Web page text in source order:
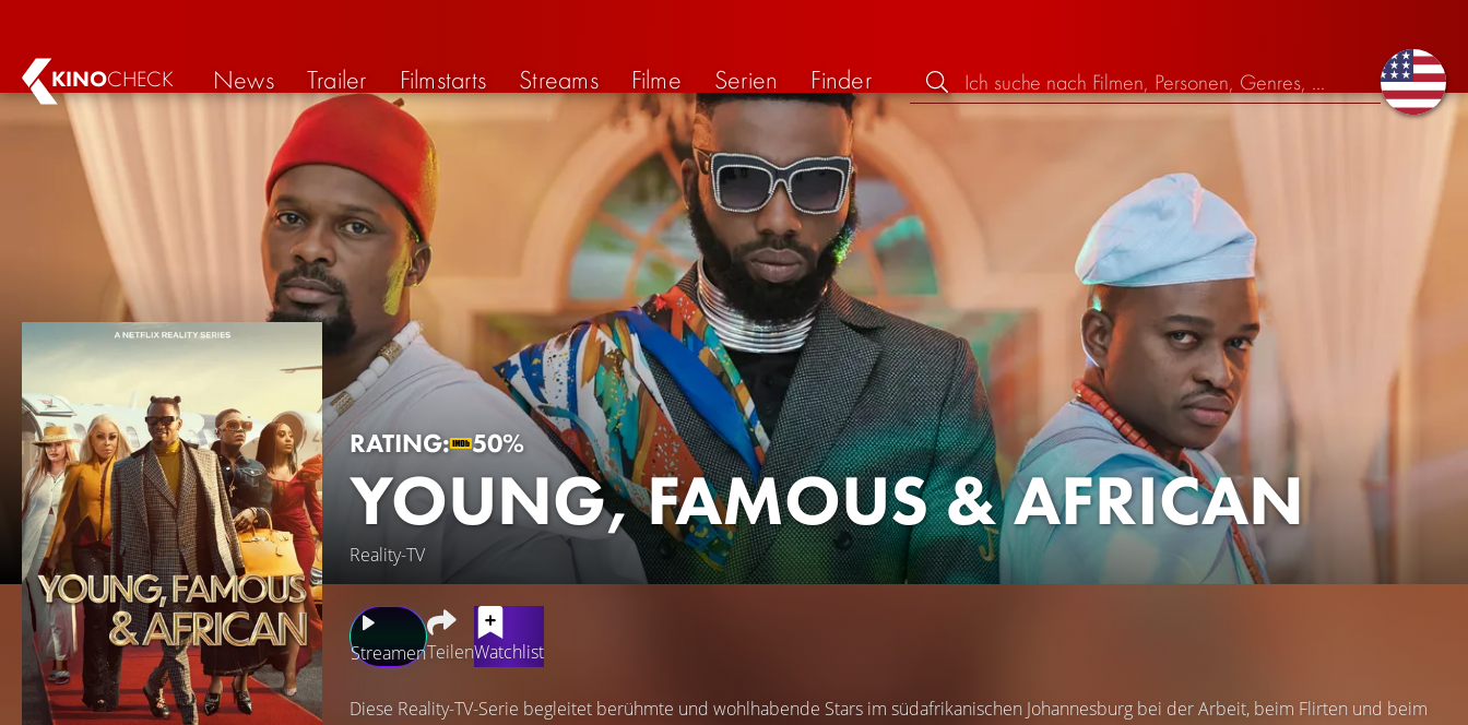
KINOCHECK News Trailer Filmstarts Streams Filme Serien Finder
RATING: 50%
YOUNG, FAMOUS & AFRICAN
Reality-TV
StreamenTeilenWatchlist
Diese Reality-TV-Serie begleitet berühmte und wohlhabende Stars im südafrikanischen Johannesburg bei der Arbeit, beim Flirten und beim